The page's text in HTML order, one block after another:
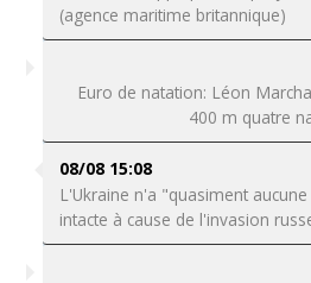
(agence maritime britannique)
Euro de natation: Léon
400 m quatre
08/08 15:08
L'Ukraine n'a "quasiment
intacte à cause de l'invasion